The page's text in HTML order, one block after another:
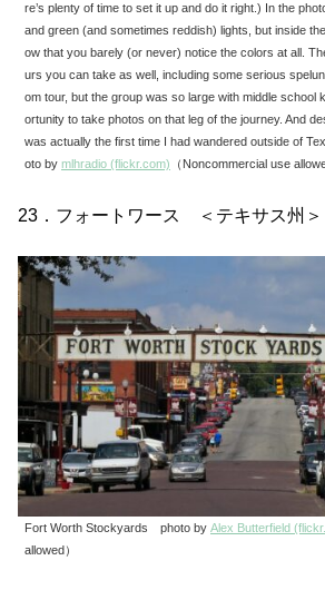
re’s plenty of time to set it up and do it right.) In the
and green (and sometimes reddish) lights, but inside
ow that you barely (or never) notice the colors at all.
urs you can take as well, including some serious
om tour, but the group was so large with middle school
ortunity to take photos on that leg of the journey. And
was actually the first time I had wandered outside of
oto by mlhradio (flickr.com) （Noncommercial use
23．フォートワース ＜テキサス州＞
Fort Worth Stockyards photo by Alex Butterfield
allowed）